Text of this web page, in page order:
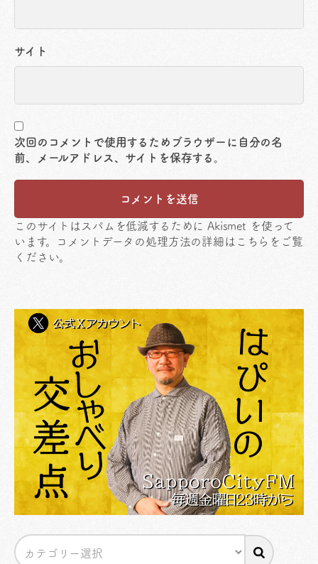
サイト
次回のコメントで使用するためブラウザーに自分の名
前、メールアドレス、サイトを保存する。
このサイトはスパムを低減するために Akismet を使って
います。
コメントデータの処理方法の詳細はこちらをご覧
ください。